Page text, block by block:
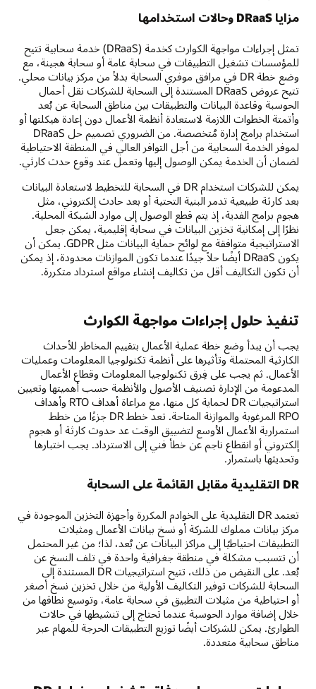
مزايا DRaaS وحالات استخدامها
تمثل إجراءات مواجهة الكوارث كخدمة (DRaaS) خدمة سحابية تتيح
للمؤسسات تشغيل التطبيقات في سحابة عامة أو سحابة هجينة، مع
وضع خطة DR في مرافق موفري السحابة بدلاً من مركز بيانات محلي.
تتيح عروض DRaaS المستندة إلى السحابة للشركات نقل أحمال
الحوسبة وقاعدة البيانات والتطبيقات بين مناطق السحابة عن بُعد
وأتمتة الخطوات اللازمة لاستعادة أنظمة الأعمال دون إعادة هيكلتها أو
استخدام برامج إدارة مُتخصصة. من الضروري تصميم حل DRaaS
لموفر الخدمة السحابية من أجل التوافر العالي في المنطقة الاحتياطية
لضمان أن الخدمة يمكن الوصول إليها وتعمل عند وقوع حدث كارثي.
يمكن للشركات استخدام DR في السحابة للتخطيط لاستعادة البيانات
بعد كارثة طبيعية تدمر البنية التحتية أو بعد حادث إلكتروني، مثل
هجوم برامج الفدية، إذ يتم قطع الوصول إلى موارد الشبكة المحلية.
نظرًا إلى إمكانية تخزين البيانات في سحابة إقليمية، يمكن جعل
الاستراتيجية متوافقة مع لوائح حماية البيانات مثل GDPR. يمكن أن
يكون DRaaS أيضًا حلاً جيدًا عندما تكون الموازنات محدودة، إذ يمكن
أن تكون التكاليف أقل من تكاليف إنشاء مواقع استرداد متكررة.
تنفيذ حلول إجراءات مواجهة الكوارث
يجب أن يبدأ وضع خطة عملية الأعمال بتقييم المخاطر للأحداث
الكارثية المحتملة وتأثيرها على أنظمة تكنولوجيا المعلومات وعمليات
الأعمال. ثم يجب على فِرق تكنولوجيا المعلومات وقطاع الأعمال
المدعومة من الإدارة تصنيف الأصول والأنظمة حسب أهميتها وتعيين
استراتيجيات DR لحماية كل منها، مع مراعاة أهداف RTO وأهداف
RPO المرغوبة والموازنة المتاحة. تعد خطط DR جزءًا من خطط
استمرارية الأعمال الأوسع لتضييق الوقت عد حدوث كارثة أو هجوم
إلكتروني أو انقطاع ناجم عن خطأ فني إلى الاسترداد. يجب اختبارها
وتحديثها باستمرار.
DR التقليدية مقابل القائمة على السحابة
تعتمد DR التقليدية على الخوادم المكررة وأجهزة التخزين الموجودة في
مركز بيانات مملوك للشركة أو نسخ بيانات الأعمال ومثيلات
التطبيقات احتياطيًا إلى مراكز البيانات عن بُعد، لذا؛ من غير المحتمل
أن تتسبب مشكلة في منطقة جغرافية واحدة في تلف النسخ عن
بُعد. على النقيض من ذلك، تتيح استراتيجيات DR المستندة إلى
السحابة للشركات توفير التكاليف الأولية من خلال تخزين نسخ أصغر
أو احتياطية من مثيلات التطبيق في سحابة عامة، وتوسيع نطاقها من
خلال إضافة موارد الحوسبة عندما تحتاج إلى تنشيطها في حالات
الطوارئ. يمكن للشركات أيضًا توزيع التطبيقات الحرجة للمهام عبر
مناطق سحابية متعددة.